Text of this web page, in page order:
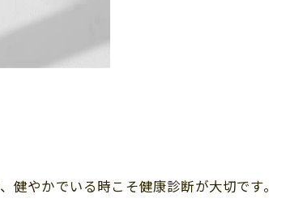
健やかでいる時こそ健康診断が大切です。